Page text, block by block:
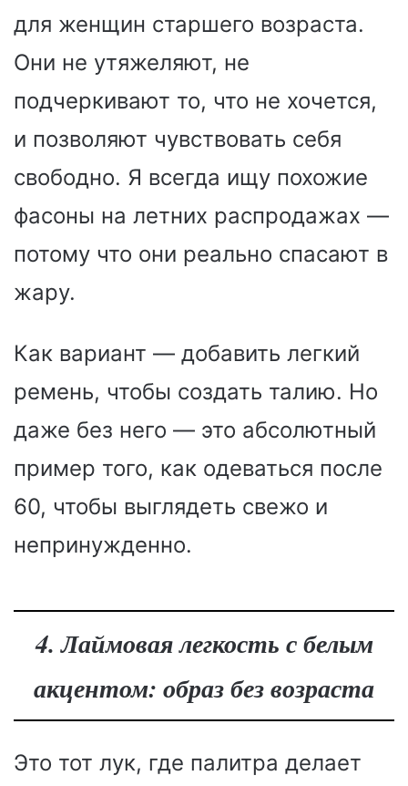
для женщин старшего возраста.
Они не утяжеляют, не
подчеркивают то, что не хочется,
и позволяют чувствовать себя
свободно. Я всегда ищу похожие
фасоны на летних распродажах —
потому что они реально спасают в
жару.
Как вариант — добавить легкий
ремень, чтобы создать талию. Но
даже без него — это абсолютный
пример того, как одеваться после
60, чтобы выглядеть свежо и
непринужденно.
4. Лаймовая легкость с белым
акцентом: образ без возраста
Это тот лук, где палитра делает